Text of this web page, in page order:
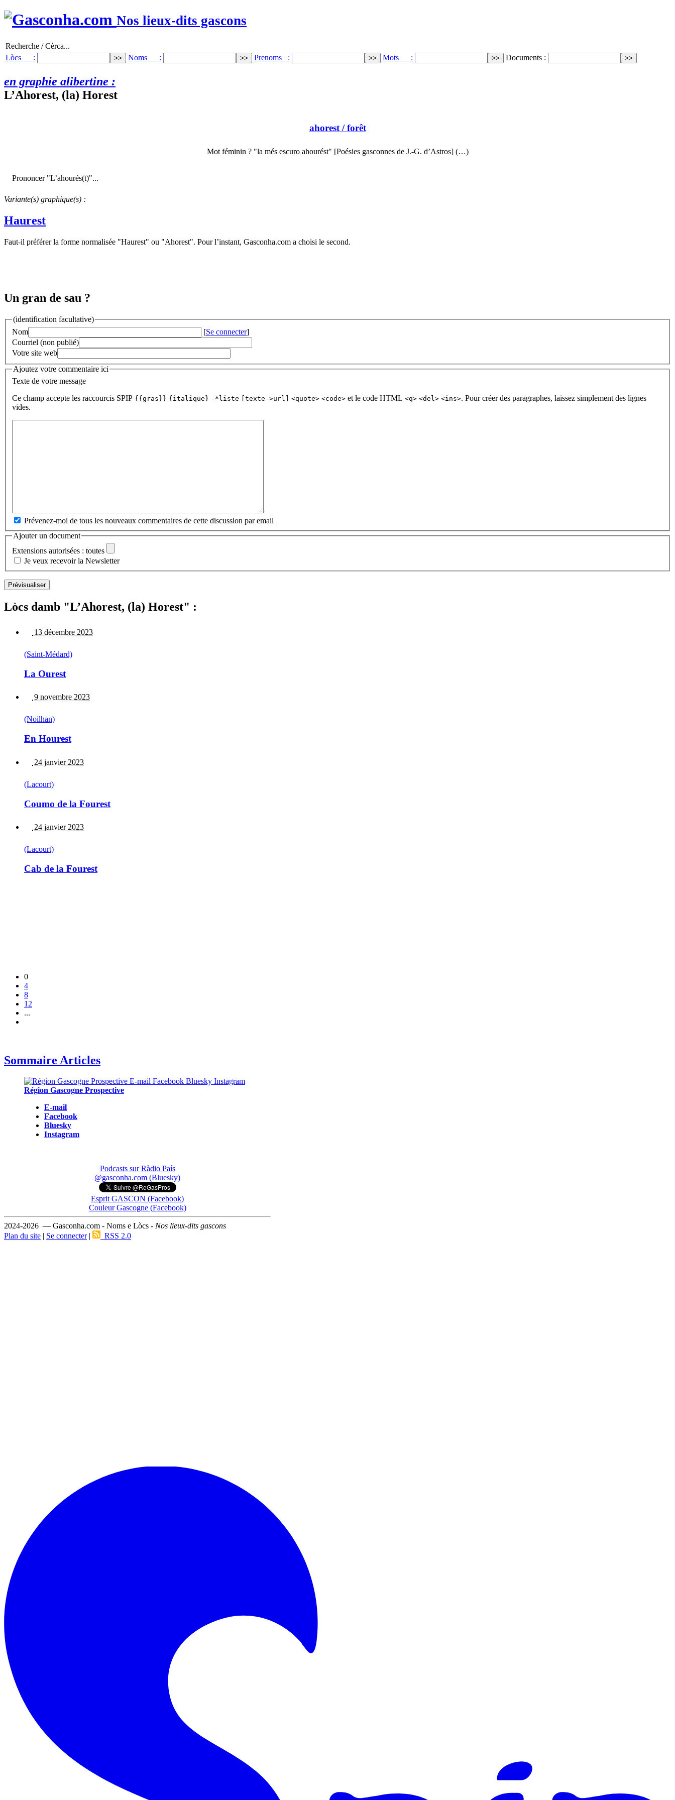
Nos lieux-dits gascons
Recherche / Cèrca...
Lòcs :
Noms : Prenoms : Mots : Documents :
en graphie alibertine :
L’Ahorest, (la) Horest
ahorest/ forêt
Mot féminin ? "la més escuro ahourést" [Poésies gasconnes de J.-G. d’Astros] (…)
Prononcer "L’ahourés(t)"...
Variante(s) graphique(s) :
Haurest
Faut-il préférer la forme normalisée "Haurest" ou "Ahorest". Pour l’instant, Gasconha.com a choisi le second.
Un gran de sau ?
(identification facultative)
Nom
[Se connecter]
Courriel (non publié)
Votre site web
Ajoutez votre commentaire ici
Texte de votre message
Ce champ accepte les raccourcis SPIP {{gras}} {italique} -*liste [texte->url] <quote> <code> et le code HTML <q> <del> <ins>. Pour créer des paragraphes, laissez simplement des lignes
vides.
Prévenez-moi de tous les nouveaux commentaires de cette discussion par email
Ajouter un document
Extensions autorisées : toutes
Je veux recevoir la Newsletter
Lòcs damb "L’Ahorest, (la) Horest" :
13 décembre 2023
(Saint-Médard)
La Ourest
9 novembre 2023
(Noilhan)
En Hourest
24 janvier 2023
(Lacourt)
Coumo de la Fourest
24 janvier 2023
(Lacourt)
Cab de la Fourest
0
4
8
12
...
Sommaire Articles
Région Gascogne Prospective
E-mail
Facebook
Bluesky
Instagram
Podcasts sur Ràdio País
@gasconha.com (Bluesky)
Esprit GASCON (Facebook)
Couleur Gascogne (Facebook)
2024-2026 — Gasconha.com - Noms e Lòcs - Nos lieux-dits gascons
Plan du site
Se connecter| RSS 2.0